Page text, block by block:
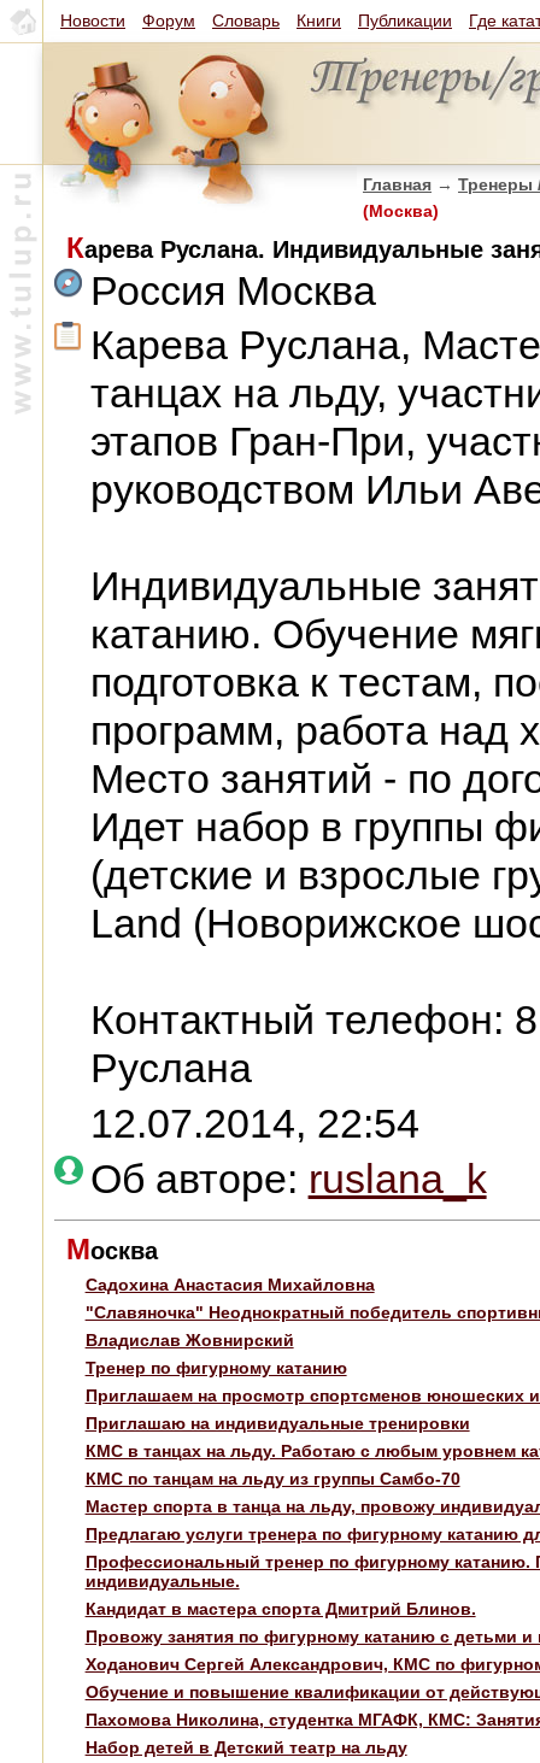
Новости Форум Словарь Книги Публикации Где
Главная → Тренеры
(Москва)
Карева Руслана. Индивидуальные
Россия Москва
Карева Руслана,
танцах на льду,
этапов Гран-При,
руководством Ильи
Индивидуальные
катанию. Обучение
подготовка к тестам,
программ, работа над
Место занятий - по
Идет набор в группы
(детские и взрослые
Land (Новорижское
Контактный телефон:
Руслана
12.07.2014, 22:54
Об авторе: ruslana_k
Москва
Садохина Анастасия Михайловна
"Славяночка" Неоднократный победитель
Владислав Жовнирский
Тренер по фигурному катанию
Приглашаем на просмотр спортсменов юношеских
Приглашаю на индивидуальные тренировки
КМС в танцах на льду. Работаю с любым уровнем
КМС по танцам на льду из группы Самбо-70
Мастер спорта в танца на льду, провожу
Предлагаю услуги тренера по фигурному катанию
Профессиональный тренер по фигурному катанию.
индивидуальные.
Кандидат в мастера спорта Дмитрий Блинов.
Провожу занятия по фигурному катанию с детьми
Ходанович Сергей Александрович, КМС по
Обучение и повышение квалификации от
Пахомова Николина, студентка МГАФК, КМС:
Набор детей в Детский театр на льду